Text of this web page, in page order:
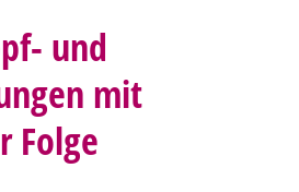
und
mit
Folge